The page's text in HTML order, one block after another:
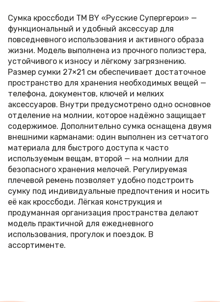
Сумка кроссбоди ТМ BY «Русские Супергерои» —
функциональный и удобный аксессуар для
повседневного использования и активного образа
жизни. Модель выполнена из прочного полиэстера,
устойчивого к износу и лёгкому загрязнению.
Размер сумки 27×21 см обеспечивает достаточное
пространство для хранения необходимых вещей —
телефона, документов, ключей и мелких
аксессуаров. Внутри предусмотрено одно основное
отделение на молнии, которое надёжно защищает
содержимое. Дополнительно сумка оснащена двумя
внешними карманами: один выполнен из сетчатого
материала для быстрого доступа к часто
используемым вещам, второй — на молнии для
безопасного хранения мелочей. Регулируемая
плечевой ремень позволяет удобно подстроить
сумку под индивидуальные предпочтения и носить
её как кроссбоди. Лёгкая конструкция и
продуманная организация пространства делают
модель практичной для ежедневного
использования, прогулок и поездок. В
ассортименте.